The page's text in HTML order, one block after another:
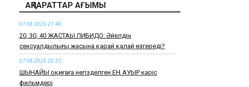
АҚПАРАТТАР АҒЫМЫ
07.08.2026 21:40
​20, 30, 40 ЖАСТАҒЫ ЛИБИДО: Әйелдің
сексуалдылығы жасына қарай қалай өзгереді?
07.08.2026 20:35
​ШЫНАЙЫ оқиғаға негізделген ЕҢ АУЫР кәріс
фильмдері